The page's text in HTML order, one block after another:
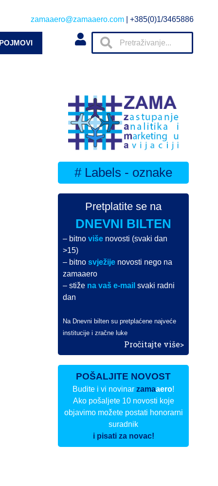
zamaaero@zamaaero.com | +385(0)1/3465886
# Labels - oznake
Pretplatite se na
DNEVNI BILTEN
– bitnoviše novosti (svaki dan
>15)
– bitnosvježije novosti nego na
zamaaero
– stiže na vaš e-mail svaki radni
dan
Na Dnevni bilten su pretplaćene najveće
institucije i zračne luke
Pročitajte više>
POŠALJITE NOVOST
Budite i vi novinarzamaaero!
Ako pošaljete 10 novosti koje
objavimo možete postati honorarni
suradnik
i pisati za novac!